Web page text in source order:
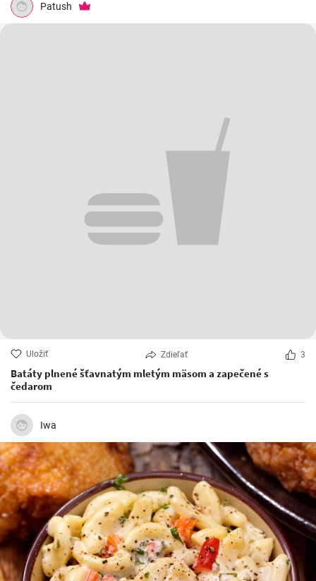
Patush
Uložiť Zdieľať 3
Batáty plnené šťavnatým mletým mäsom a zapečené s
čedarom
Iwa